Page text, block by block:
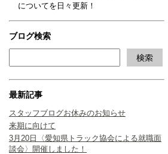
についてを日々更新！
ブログ検索
最新記事
スタッフブログお休みのお知らせ
来期に向けて
3月20日〈愛知県トラック協会による就職面
談会〉開催しました！